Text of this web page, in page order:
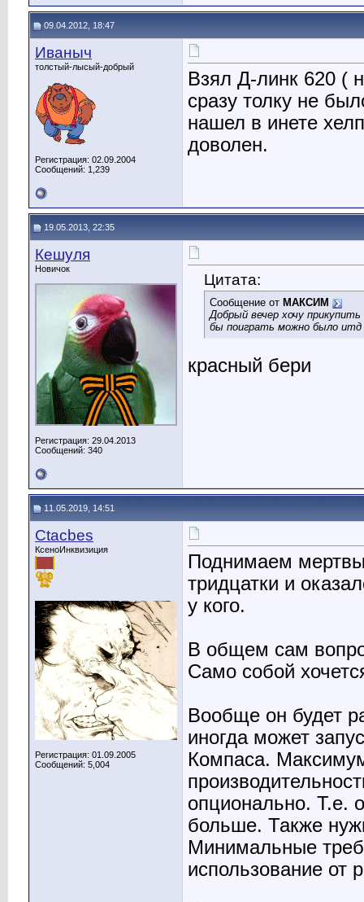
09.04.2012, 18:47
Иваныч
толстый-лысый-добрый
Регистрация: 02.09.2004
Сообщений: 1,239
Взял Д-линк 620 (
сразу толку не
нашел в инете
доволен.
19.05.2013, 22:35
Кешуля
Новичок
Регистрация: 29.04.2013
Сообщений: 340
Цитата:
Сообщение от МАКСИМ
Добрый вечер хочу
бы поиграть можно было итд
красный бери
11.05.2019, 14:51
Ctacbes
КсеноИнквизиция
Регистрация: 01.09.2005
Сообщений: 5,004
Поднимаем
тридцатки и
у кого.
В общем сам
Само собой
Вообще он будет
иногда может
Компаса.
опционально. Т.е.
больше. Также
Минимальные
использование от